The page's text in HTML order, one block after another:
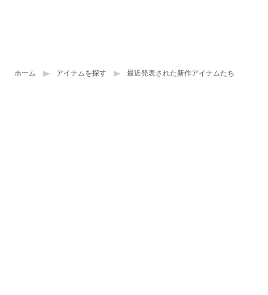
ホーム アイテムを探す 最近発表された新作アイテムたち